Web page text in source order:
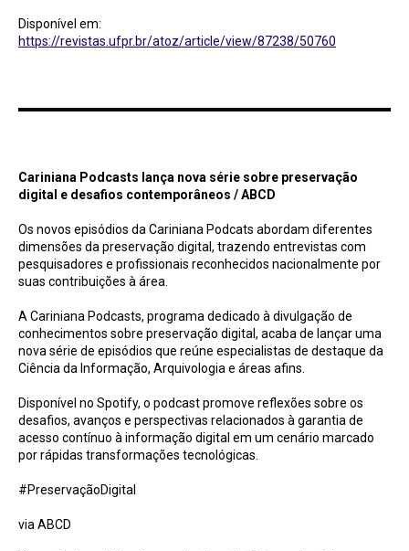
Disponível em:
https://revistas.ufpr.br/atoz/article/view/87238/50760
Cariniana Podcasts lança nova série sobre preservação
digital e desafios contemporâneos / ABCD
Os novos episódios da Cariniana Podcats abordam diferentes
dimensões da preservação digital, trazendo entrevistas com
pesquisadores e profissionais reconhecidos nacionalmente por
suas contribuições à área.
A Cariniana Podcasts, programa dedicado à divulgação de
conhecimentos sobre preservação digital, acaba de lançar uma
nova série de episódios que reúne especialistas de destaque da
Ciência da Informação, Arquivologia e áreas afins.
Disponível no Spotify, o podcast promove reflexões sobre os
desafios, avanços e perspectivas relacionados à garantia de
acesso contínuo à informação digital em um cenário marcado
por rápidas transformações tecnológicas.
#PreservaçãoDigital
via ABCD